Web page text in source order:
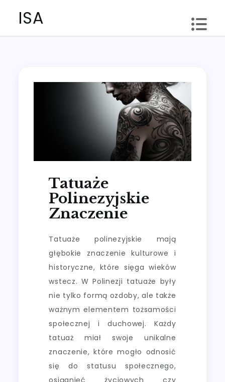
ISA
Tatuaże
Polinezyjskie
Znaczenie
Tatuaże polinezyjskie mają
głębokie znaczenie kulturowe i
historyczne, które sięga wieków
wstecz. W Polinezji tatuaże były
nie tylko formą ozdoby, ale także
ważnym elementem tożsamości
społecznej i duchowej. Każdy
tatuaż miał swoje unikalne
znaczenie, które mogło odnosić
się do statusu społecznego,
osiągnięć życiowych czy